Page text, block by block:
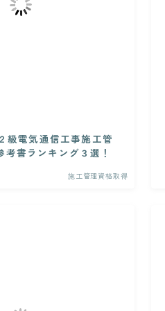
級電気通信工事施工管
書ランキング３選！
施工管理資格取得